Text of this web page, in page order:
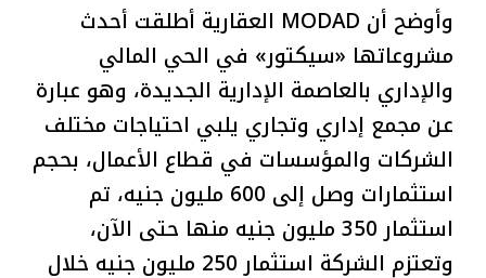
وأوضح أن MODAD العقارية أطلقت أحدث
مشروعاتها «سيكتور» في الحي المالي
والإداري بالعاصمة الإدارية الجديدة، وهو عبارة
عن مجمع إداري وتجاري يلبي احتياجات مختلف
الشركات والمؤسسات في قطاع الأعمال، بحجم
استثمارات وصل إلى 600 مليون جنيه، تم
استثمار 350 مليون جنيه منها حتى الآن،
وتعتزم الشركة استثمار 250 مليون جنيه خلال